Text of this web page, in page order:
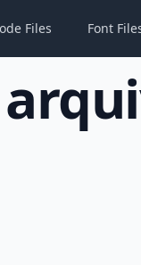
Files Font